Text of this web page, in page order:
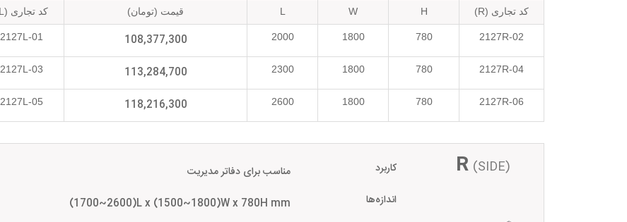
کد تجاری (R) H
W
L قیمت (تومان) کد تجاری (L)
2127R-02
780
1800
2000
108,377,300
2127L-01
2127R-04
780
1800
2300
113,284,700
2127L-03
2127R-06
780
1800
2600
118,216,300
2127L-05
R (SIDE) کاربرد
مناسب برای دفاتر مدیریت
اندازه‌ها
(1700~2600)L x (1500~1800)W x 780H mm